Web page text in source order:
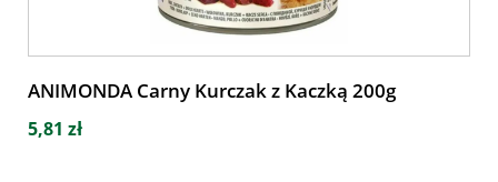
ANIMONDA Carny Kurczak z Kaczką 200g
5,81 zł